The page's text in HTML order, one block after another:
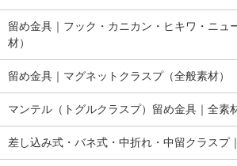
留め金具｜フック・カニカン・ヒキワ・ニュ
材）
留め金具｜マグネットクラスプ（全般素材）
マンテル（トグルクラスプ）留め金具｜全素
差し込み式・バネ式・中折れ・中留クラスプ